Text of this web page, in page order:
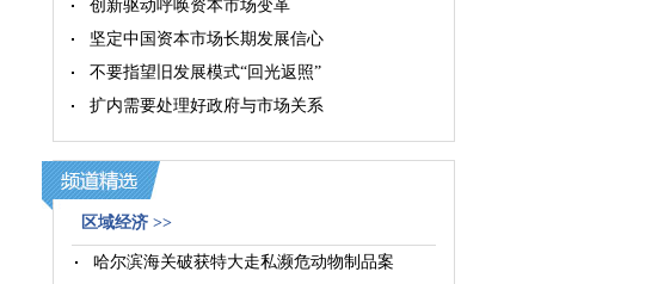
创新驱动呼唤资本市场变革
坚定中国资本市场长期发展信心
不要指望旧发展模式“回光返照”
扩内需要处理好政府与市场关系
区域经济 >>
哈尔滨海关破获特大走私濒危动物制品案